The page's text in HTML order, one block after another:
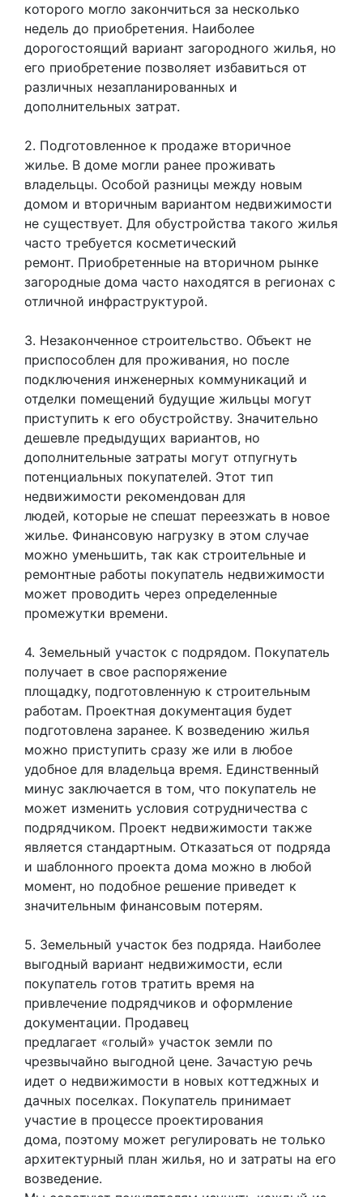
которого могло закончиться за несколько
недель до приобретения. Наиболее
дорогостоящий вариант загородного жилья, но
его приобретение позволяет избавиться от
различных незапланированных и
дополнительных затрат.
2. Подготовленное к продаже вторичное
жилье. В доме могли ранее проживать
владельцы. Особой разницы между новым
домом и вторичным вариантом недвижимости
не существует. Для обустройства такого жилья
часто требуется косметический
ремонт. Приобретенные на вторичном рынке
загородные дома часто находятся в регионах с
отличной инфраструктурой.
3. Незаконченное строительство. Объект не
приспособлен для проживания, но после
подключения инженерных коммуникаций и
отделки помещений будущие жильцы могут
приступить к его обустройству. Значительно
дешевле предыдущих вариантов, но
дополнительные затраты могут отпугнуть
потенциальных покупателей. Этот тип
недвижимости рекомендован для
людей, которые не спешат переезжать в новое
жилье. Финансовую нагрузку в этом случае
можно уменьшить, так как строительные и
ремонтные работы покупатель недвижимости
может проводить через определенные
промежутки времени.
4. Земельный участок с подрядом. Покупатель
получает в свое распоряжение
площадку, подготовленную к строительным
работам. Проектная документация будет
подготовлена заранее. К возведению жилья
можно приступить сразу же или в любое
удобное для владельца время. Единственный
минус заключается в том, что покупатель не
может изменить условия сотрудничества с
подрядчиком. Проект недвижимости также
является стандартным. Отказаться от подряда
и шаблонного проекта дома можно в любой
момент, но подобное решение приведет к
значительным финансовым потерям.
5. Земельный участок без подряда. Наиболее
выгодный вариант недвижимости, если
покупатель готов тратить время на
привлечение подрядчиков и оформление
документации. Продавец
предлагает «голый» участок земли по
чрезвычайно выгодной цене. Зачастую речь
идет о недвижимости в новых коттеджных и
дачных поселках. Покупатель принимает
участие в процессе проектирования
дома, поэтому может регулировать не только
архитектурный план жилья, но и затраты на его
возведение.